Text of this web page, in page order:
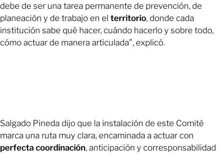
debe de ser una tarea permanente de prevención, de
planeación y de trabajo en el territorio, donde cada
institución sabe qué hacer, cuándo hacerlo y sobre todo,
cómo actuar de manera articulada”, explicó.
Salgado Pineda dijo que la instalación de este Comité
marca una ruta muy clara, encaminada a actuar con
perfecta coordinación, anticipación y corresponsabilidad